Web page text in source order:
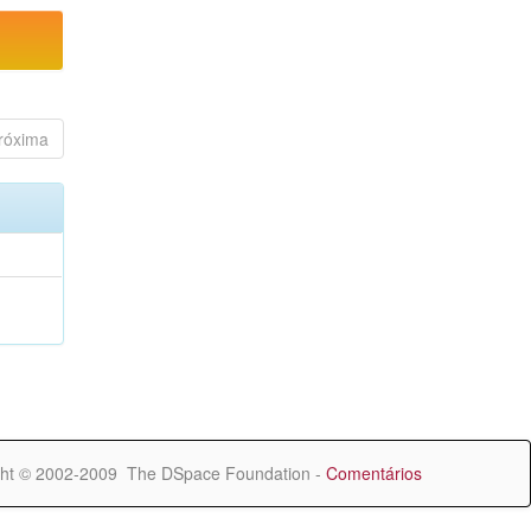
© 2002-2009 The DSpace Foundation - Comentários